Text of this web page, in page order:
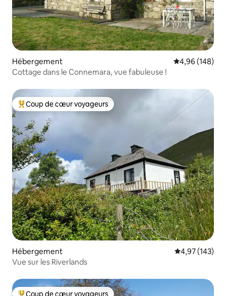
Hébergement Évaluation
4,96 (148)
Cottage dans le Connemara, vue fabuleuse !
Coups de cœur voyageurs les plus appréciés
Coup de cœur voyageurs
Hébergement Évaluation
4,97 (143)
Vue sur les Riverlands
Coup de cœur voyageurs